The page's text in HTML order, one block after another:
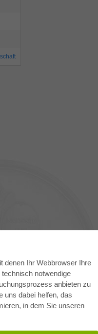
denen Ihr Webbrowser Ihre
notwendige
anbieten zu
uns dabei helfen, das
in dem Sie unseren